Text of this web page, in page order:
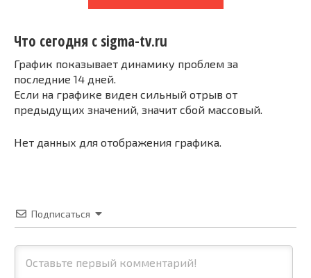
Что сегодня с sigma-tv.ru
График показывает динамику проблем за
последние 14 дней.
Если на графике виден сильный отрыв от
предыдущих значений, значит сбой массовый.
Нет данных для отображения графика.
Подписаться